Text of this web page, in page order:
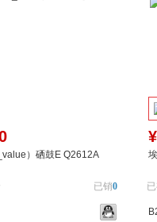
）硒鼓E Q2612A
已销0